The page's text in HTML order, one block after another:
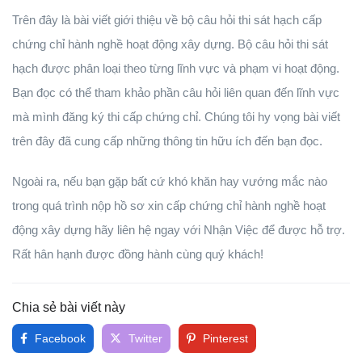
Trên đây là bài viết giới thiệu về bộ câu hỏi thi sát hạch cấp
chứng chỉ hành nghề hoạt động xây dựng. Bộ câu hỏi thi sát
hạch được phân loại theo từng lĩnh vực và phạm vi hoạt động.
Bạn đọc có thể tham khảo phần câu hỏi liên quan đến lĩnh vực
mà mình đăng ký thi cấp chứng chỉ. Chúng tôi hy vọng bài viết
trên đây đã cung cấp những thông tin hữu ích đến bạn đọc.
Ngoài ra, nếu bạn gặp bất cứ khó khăn hay vướng mắc nào
trong quá trình nộp hồ sơ xin cấp chứng chỉ hành nghề hoạt
động xây dựng hãy liên hệ ngay với Nhận Việc để được hỗ trợ.
Rất hân hạnh được đồng hành cùng quý khách!
Chia sẻ bài viết này
Facebook Twitter Pinterest